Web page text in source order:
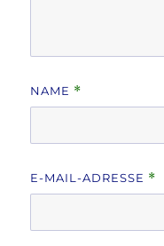
NAME *
E-MAIL-ADRESSE *